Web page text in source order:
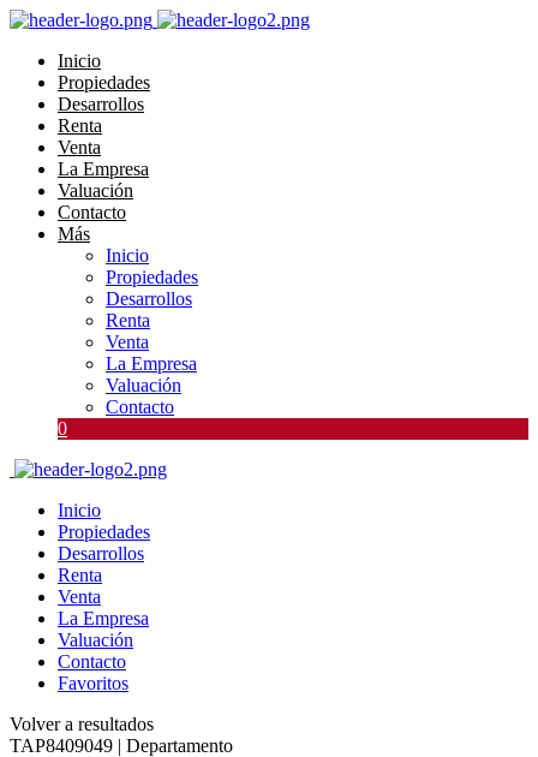
Inicio
Propiedades
Desarrollos
Renta
Venta
La Empresa
Valuación
Contacto
Más
Inicio
Propiedades
Desarrollos
Renta
Venta
La Empresa
Valuación
Contacto
0
Inicio
Propiedades
Desarrollos
Renta
Venta
La Empresa
Valuación
Contacto
Favoritos
Volver a resultados
TAP8409049 | Departamento